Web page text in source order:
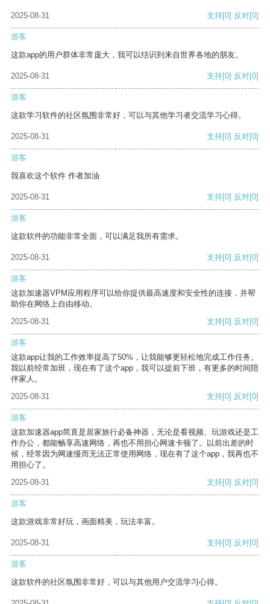
2025-08-31 支持[0] 反对[0]
游客
这款app的用户群体非常庞大，我可以结识到来自世界各地的朋友。
2025-08-31 支持[0] 反对[0]
游客
这款学习软件的社区氛围非常好，可以与其他学习者交流学习心得。
2025-08-31 支持[0] 反对[0]
游客
我喜欢这个软件 作者加油
2025-08-31 支持[0] 反对[0]
游客
这款软件的功能非常全面，可以满足我所有需求。
2025-08-31 支持[0] 反对[0]
游客
这款加速器VPM应用程序可以给你提供最高速度和安全性的连接，并帮
助你在网络上自由移动。
2025-08-31
支持[0] 反对[0]
游客
这款app让我的工作效率提高了50%，让我能够更轻松地完成工作任务。
我以前经常加班，现在有了这个app，我可以提前下班，有更多的时间陪
伴家人。
2025-08-31
支持[0] 反对[0]
游客
这款加速器app简直是居家旅行必备神器，无论是看视频、玩游戏还是工
作办公，都能畅享高速网络，再也不用担心网速卡顿了。以前出差的时
候，经常因为网速慢而无法正常使用网络，现在有了这个app，我再也不
用担心了。
2025-08-31
支持[0] 反对[0]
游客
这款游戏非常好玩，画面精美，玩法丰富。
2025-08-31 支持[0] 反对[0]
游客
这款软件的社区氛围非常好，可以与其他用户交流学习心得。